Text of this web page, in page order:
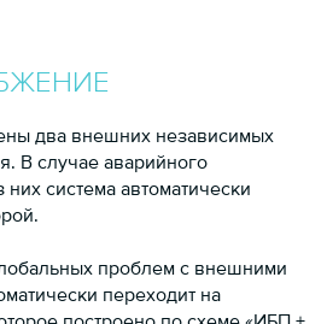
два внешних независимых
В случае аварийного
система автоматически
проблем с внешними
переходит на